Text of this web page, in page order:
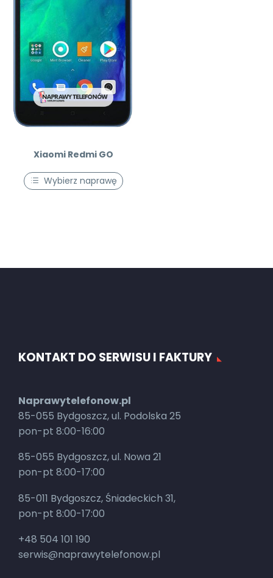
Xiaomi Redmi GO
Wybierz naprawę
KONTAKT DO SERWISU I FAKTURY
Naprawytelefonow.pl
85-055 Bydgoszcz, ul. Podolska 25
pon-pt 8:00-16:00
85-055 Bydgoszcz, ul. Nowa 21
pon-pt 8:00-17:00
85-011 Bydgoszcz, Śniadeckich 31,
pon-pt 8:00-17:00
+48 504 101 190
serwis@naprawytelefonow.pl